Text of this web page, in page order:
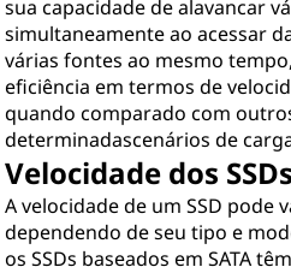
sua capacidade de alavancar
simultaneamente ao acessar
várias fontes ao mesmo
eficiência em termos de
quando comparado com
determinadascenários de
Velocidade dos SSDs
A velocidade de um SSD pode
dependendo de seu tipo e
os SSDs baseados em SATA